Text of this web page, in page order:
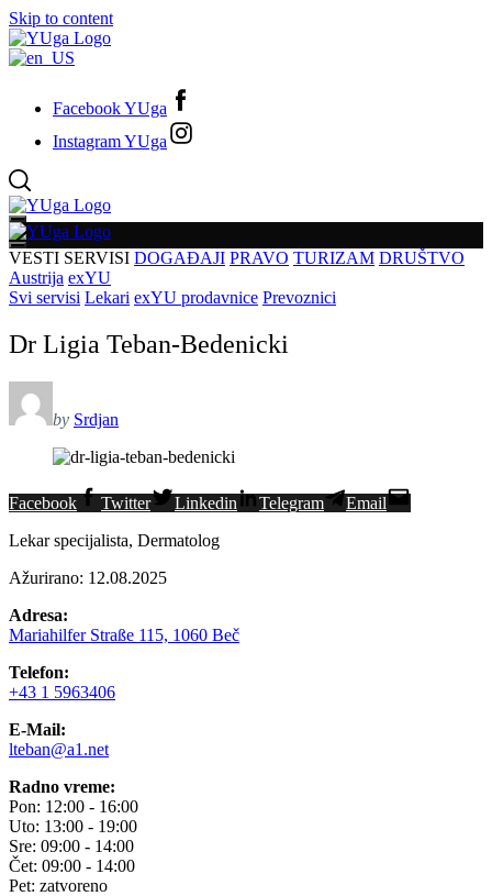
Skip to content
Facebook YUga
Instagram YUga
VESTI SERVISI DOGAĐAJI PRAVO TURIZAM DRUŠTVO
Austrija exYU
Svi servisi Lekari exYU prodavnice Prevoznici
Dr Ligia Teban-Bedenicki
by Srdjan
Facebook Twitter Linkedin Telegram
Email
Lekar specijalista, Dermatolog
Ažurirano: 12.08.2025
Adresa:
Mariahilfer Straße 115, 1060 Beč
Telefon:
+43 1 5963406
E-Mail:
lteban@a1.net
Radno vreme:
Pon: 12:00 - 16:00
Uto: 13:00 - 19:00
Sre: 09:00 - 14:00
Čet: 09:00 - 14:00
Pet: zatvoreno